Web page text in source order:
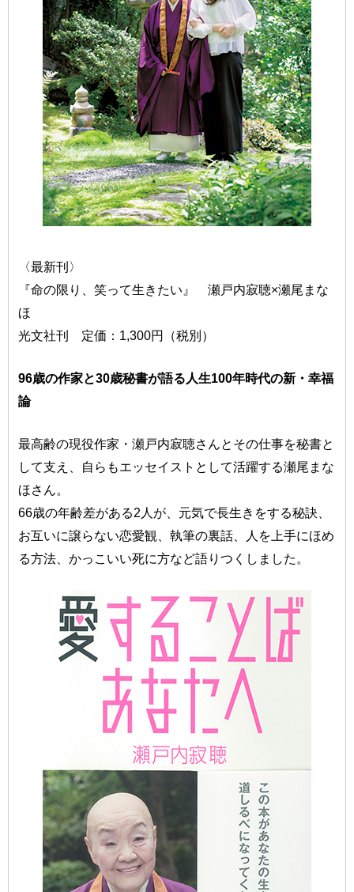
〈最新刊〉
『命の限り、笑って生きたい』 瀬戸内寂聴×瀬尾まな
ほ
光文社刊 定価：1,300円（税別）
96歳の作家と30歳秘書が語る人生100年時代の新・幸福
論
最高齢の現役作家・瀬戸内寂聴さんとその仕事を秘書と
して支え、自らもエッセイストとして活躍する瀬尾まな
ほさん。
66歳の年齢差がある2人が、元気で長生きをする秘訣、
お互いに譲らない恋愛観、執筆の裏話、人を上手にほめ
る方法、かっこいい死に方など語りつくしました。